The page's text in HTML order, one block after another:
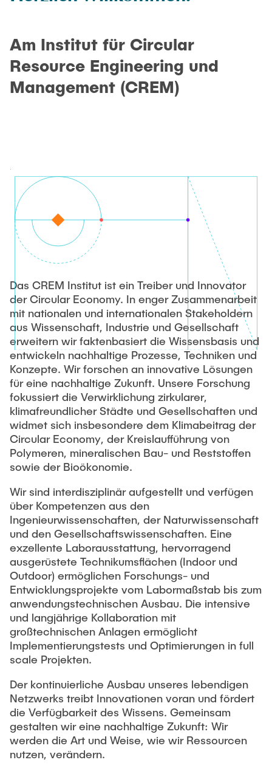
Aktuelle Projekte
Projekt Highlights
Technikum
JOBS
KONTAKT
Am Institut für Circular
Resource Engineering und
Management (CREM)
Das CREM Institut ist ein Treiber und Innovator
der Circular Economy. In enger Zusammenarbeit
mit nationalen und internationalen Stakeholdern
aus Wissenschaft, Industrie und Gesellschaft
erweitern wir faktenbasiert die Wissensbasis und
entwickeln nachhaltige Prozesse, Techniken und
Konzepte. Wir forschen an innovative Lösungen
für eine nachhaltige Zukunft. Unsere Forschung
fokussiert die Verwirklichung zirkularer,
klimafreundlicher Städte und Gesellschaften und
widmet sich insbesondere dem Klimabeitrag der
Circular Economy, der Kreislaufführung von
Polymeren, mineralischen Bau- und Reststoffen
sowie der Bioökonomie.
Wir sind interdisziplinär aufgestellt und verfügen
über Kompetenzen aus den
Ingenieurwissenschaften, der Naturwissenschaft
und den Gesellschaftswissenschaften. Eine
exzellente Laborausstattung, hervorragend
ausgerüstete Technikumsflächen (Indoor und
Outdoor) ermöglichen Forschungs- und
Entwicklungsprojekte vom Labormaßstab bis zum
anwendungstechnischen Ausbau. Die intensive
und langjährige Kollaboration mit
großtechnischen Anlagen ermöglicht
Implementierungstests und Optimierungen in full
scale Projekten.
Der kontinuierliche Ausbau unseres lebendigen
Netzwerks treibt Innovationen voran und fördert
die Verfügbarkeit des Wissens. Gemeinsam
gestalten wir eine nachhaltige Zukunft: Wir
werden die Art und Weise, wie wir Ressourcen
nutzen, verändern.